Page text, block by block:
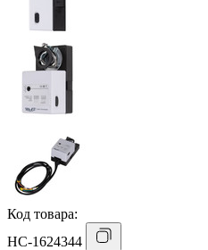
Код товара:
НС-1624344